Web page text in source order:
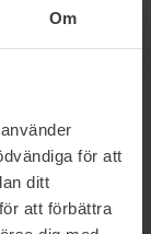
Om
för att
ditt
att förbättra